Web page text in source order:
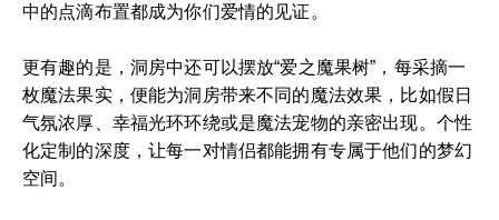
中的点滴布置都成为你们爱情的见证。
更有趣的是，洞房中还可以摆放“爱之魔果树”，每采摘一
枚魔法果实，便能为洞房带来不同的魔法效果，比如假日
气氛浓厚、幸福光环环绕或是魔法宠物的亲密出现。个性
化定制的深度，让每一对情侣都能拥有专属于他们的梦幻
空间。